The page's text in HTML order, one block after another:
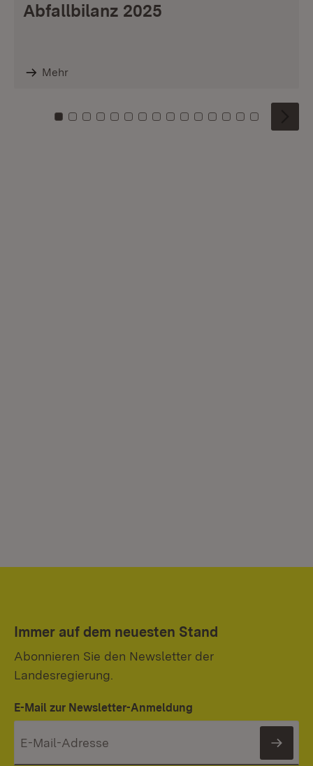
Abfallbilanz 2025
Mehr
Zu Kachel: 0
Zu Kachel: 1
Zu Kachel: 2
Zu Kachel: 3
Zu Kachel: 4
Zu Kachel: 5
Zu Kachel: 6
Zu Kachel: 7
Zu Kachel: 8
Zu Kachel: 9
Zu Kachel: 10
Zu Kachel: 11
Zu Kachel: 12
Zu Kachel:
Zu
Immer auf dem neuesten Stand
Abonnieren Sie den Newsletter der
Landesregierung.
E-Mail zur Newsletter-Anmeldung